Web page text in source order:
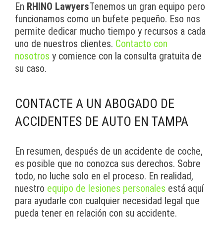
En RHINO LawyersTenemos un gran equipo pero
funcionamos como un bufete pequeño. Eso nos
permite dedicar mucho tiempo y recursos a cada
uno de nuestros clientes. Contacto con
nosotros y comience con la consulta gratuita de
su caso.
CONTACTE A UN ABOGADO DE
ACCIDENTES DE AUTO EN TAMPA
En resumen, después de un accidente de coche,
es posible que no conozca sus derechos. Sobre
todo, no luche solo en el proceso. En realidad,
nuestro equipo de lesiones personales está aquí
para ayudarle con cualquier necesidad legal que
pueda tener en relación con su accidente.